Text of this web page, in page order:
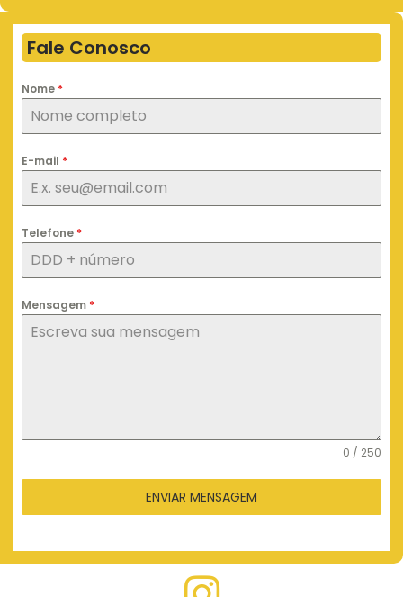
Fale Conosco
Nome *
E-mail *
Telefone *
Mensagem *
0 / 250
ENVIAR MENSAGEM